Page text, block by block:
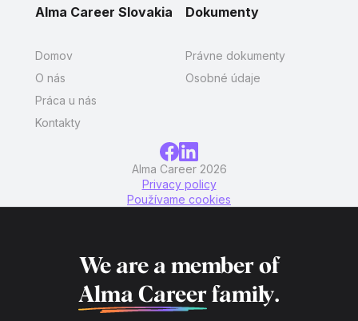
Alma Career Slovakia
Domov
O nás
Práca u nás
Kontakty
Dokumenty
Právne dokumenty
Osobné údaje
Alma Career 2026
Privacy policy
Používame cookies
We are a member of
Alma Career family.